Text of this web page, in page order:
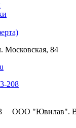
Московская, 84
208
ООО "Ювилав".